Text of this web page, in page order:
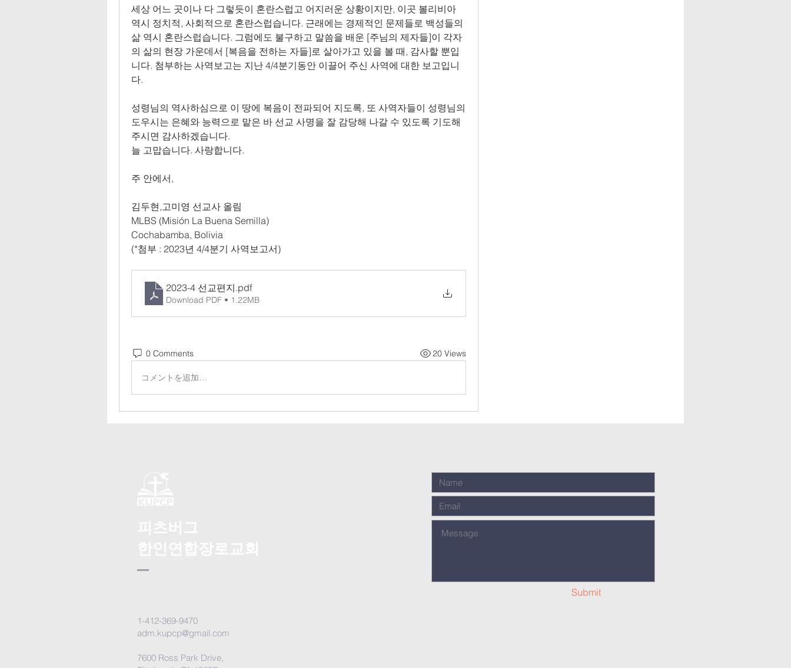
세상 어느 곳이나 다 그렇듯이 혼란스럽고 어지러운 상황이지만, 이곳 볼리비아
역시 정치적, 사회적으로 혼란스럽습니다. 근래에는 경제적인 문제들로 백성들의
삶 역시 혼란스럽습니다. 그럼에도 불구하고 말씀을 배운 [주님의 제자들]이 각자
의 삶의 현장 가운데서 [복음을 전하는 자들]로 살아가고 있을 볼 때, 감사할 뿐입
니다. 첨부하는 사역보고는 지난 4/4분기동안 이끌어 주신 사역에 대한 보고입니
다.
성령님의 역사하심으로 이 땅에 복음이 전파되어 지도록, 또 사역자들이 성령님의
도우시는 은혜와 능력으로 맡은 바 선교 사명을 잘 감당해 나갈 수 있도록 기도해
주시면 감사하겠습니다.
늘 고맙습니다. 사랑합니다.
주 안에서,
김두현,고미영 선교사 올림
MLBS (Misión La Buena Semilla)
Cochabamba, Bolivia
(*첨부 : 2023년 4/4분기 사역보고서)
2023-4 선교편지.pdf
Download PDF • 1.22MB
0 Comments 20 Views
コメントを追加…
1-412-369-9470
adm.kupcp@gmail.com
7600 Ross Park Drive,
Submit